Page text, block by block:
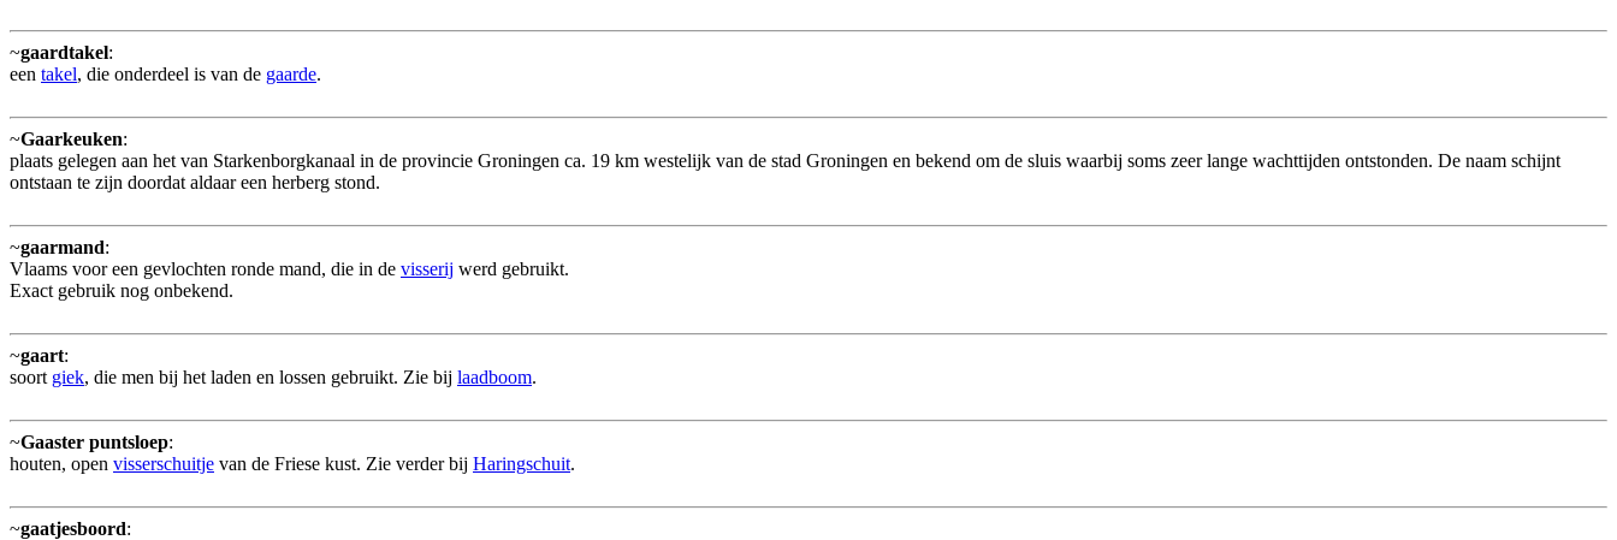
~gaardtakel:
een takel, die onderdeel is van de gaarde.
~Gaarkeuken:
plaats gelegen aan het van Starkenborgkanaal in de provincie Groningen ca. 19 km westelijk van de stad Groningen en bekend om de sluis waarbij soms zeer lange wachttijden ontstonden. De naam schijnt
ontstaan te zijn doordat aldaar een herberg stond.
~gaarmand:
Vlaams voor een gevlochten ronde mand, die in de visserij werd gebruikt.
Exact gebruik nog onbekend.
~gaart:
soort giek, die men bij het laden en lossen gebruikt. Zie bij laadboom.
~Gaaster puntsloep:
houten, open visserschuitje van de Friese kust. Zie verder bij Haringschuit.
~gaatjesboord: